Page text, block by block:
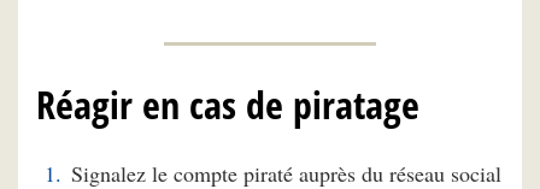
Réagir en cas de piratage
Signalez le compte piraté auprès du réseau social